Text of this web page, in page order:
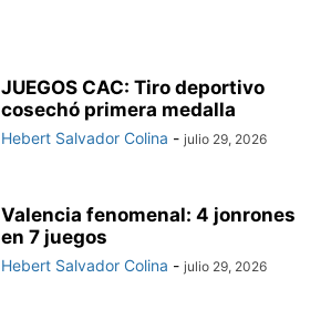
JUEGOS CAC: Tiro deportivo
cosechó primera medalla
Hebert Salvador Colina - julio 29, 2026
Valencia fenomenal: 4 jonrones
en 7 juegos
Hebert Salvador Colina - julio 29, 2026